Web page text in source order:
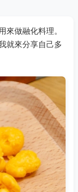
做融化料理。
就來分享自己多